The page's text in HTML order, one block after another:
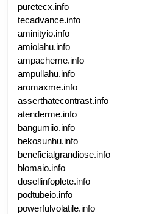
puretecx.info
tecadvance.info
aminityio.info
amiolahu.info
ampacheme.info
ampullahu.info
aromaxme.info
asserthatecontrast.info
atenderme.info
bangumiio.info
bekosunhu.info
beneficialgrandiose.info
blomaio.info
dosellinfoplete.info
podtubeio.info
powerfulvolatile.info